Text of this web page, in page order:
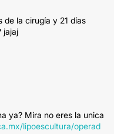
de la cirugía y 21 días
jajaj
ya? Mira no eres la unica
lipoescultura/operad